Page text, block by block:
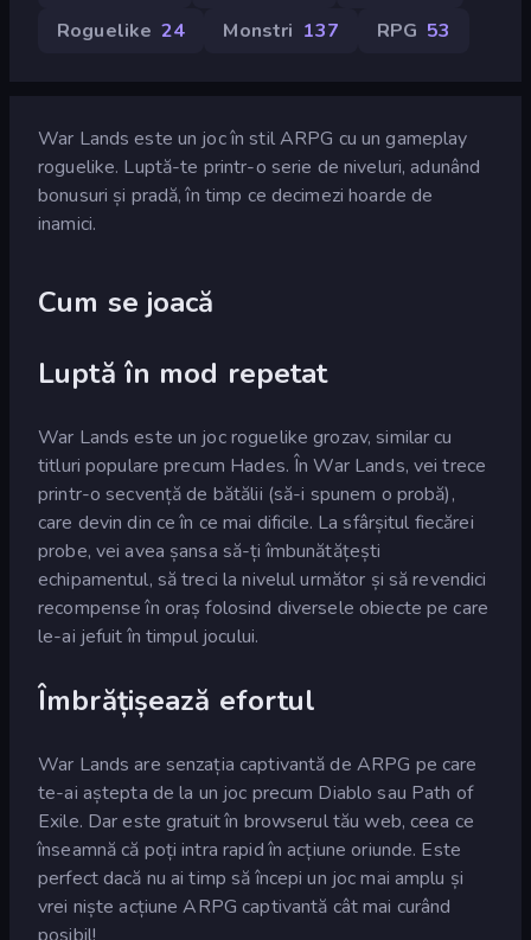
Roguelike 24 Monstri 137 RPG 53
War Lands este un joc în stil ARPG cu un gameplay
roguelike. Luptă-te printr-o serie de niveluri, adunând
bonusuri și pradă, în timp ce decimezi hoarde de
inamici.
Cum se joacă
Luptă în mod repetat
War Lands este un joc roguelike grozav, similar cu
titluri populare precum Hades. În War Lands, vei trece
printr-o secvență de bătălii (să-i spunem o probă),
care devin din ce în ce mai dificile. La sfârșitul fiecărei
probe, vei avea șansa să-ți îmbunătățești
echipamentul, să treci la nivelul următor și să revendici
recompense în oraș folosind diversele obiecte pe care
le-ai jefuit în timpul jocului.
Îmbrățișează efortul
War Lands are senzația captivantă de ARPG pe care
te-ai aștepta de la un joc precum Diablo sau Path of
Exile. Dar este gratuit în browserul tău web, ceea ce
înseamnă că poți intra rapid în acțiune oriunde. Este
perfect dacă nu ai timp să începi un joc mai amplu și
vrei niște acțiune ARPG captivantă cât mai curând